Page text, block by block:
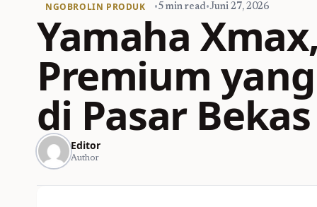
NGOBROLIN PRODUK •5 min read•Juni 27, 2026
Yamaha
Premium
di Pasar Bekas
Editor
Author